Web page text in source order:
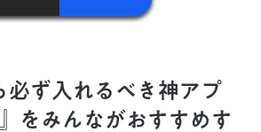
必ず入れるべき神アプ
をみんながおすすめす